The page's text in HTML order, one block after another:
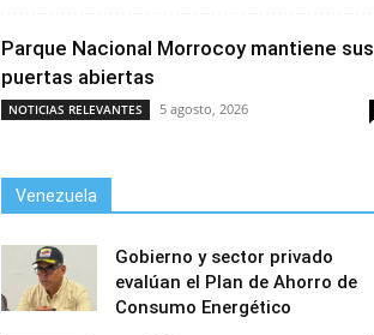
Parque Nacional Morrocoy mantiene sus
puertas abiertas
NOTICIAS RELEVANTES 5 agosto, 2026
Venezuela
Gobierno y sector privado
evalúan el Plan de Ahorro de
Consumo Energético